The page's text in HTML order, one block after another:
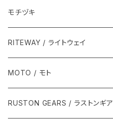
モチヅキ
RITEWAY / ライトウェイ
MOTO / モト
RUSTON GEARS / ラストンギア